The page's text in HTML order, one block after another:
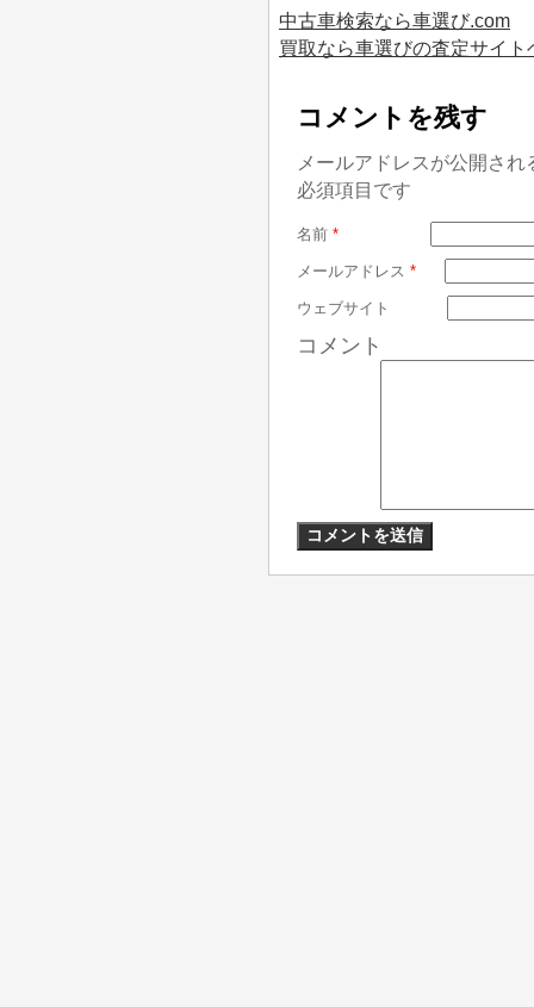
中古車検索なら車選び.com
買取なら車選びの査定サイト
コメントを残す
メールアドレスが公開さ
必須項目です
名前 *
メールアドレス *
ウェブサイト
コメント